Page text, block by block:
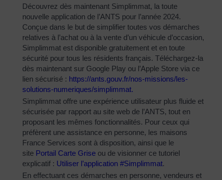
Découvrez dès maintenant Simplimmat, la toute
nouvelle application de l’ANTS pour l’année 2024.
Conçue dans le but de simplifier toutes vos démarches
relatives à l’achat ou à la vente d’un véhicule d’occasion,
Simplimmat est disponible gratuitement et en toute
sécurité pour tous les résidents français. Téléchargez-la
dès maintenant sur Google Play ou l’Apple Store via ce
lien sécurisé : https://ants.gouv.fr/nos-missions/les-
solutions-numeriques/simplimmat.
Simplimmat offre une expérience utilisateur plus fluide et
sécurisée par rapport au site web de l’ANTS, tout en
proposant les mêmes fonctionnalités. Pour ceux qui
préfèrent une assistance en personne, les maisons
France Services sont à disposition, ainsi que le
site Portail Carte Grise ou de visionner ce tutoriel
explicatif : Utiliser l’application #Simplimmat.
En effectuant ces démarches en personne, vendeurs et